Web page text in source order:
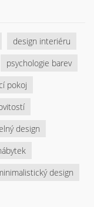
design interiéru
psychologie barev
pokoj
design
design